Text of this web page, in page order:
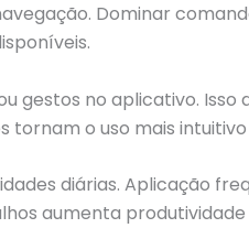
Dominar
gestos no aplicativo. Isso
tornam o uso mais
diárias. Aplicação
aumenta